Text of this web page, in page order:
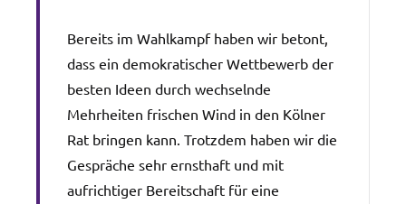
Bereits im Wahlkampf haben wir betont,
dass ein demokratischer Wettbewerb der
besten Ideen durch wechselnde
Mehrheiten frischen Wind in den Kölner
Rat bringen kann. Trotzdem haben wir die
Gespräche sehr ernsthaft und mit
aufrichtiger Bereitschaft für eine